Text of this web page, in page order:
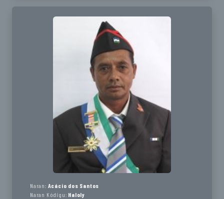
Naran: Acácio dos Santos
Naran Kódigu: Haloly